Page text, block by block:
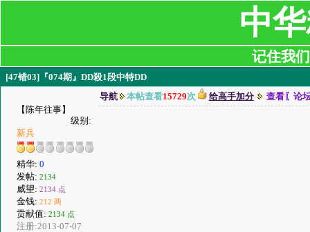
中
记住我
[47错03]『074期』DD殺1段中特DD
【陈年往事】
级别:
新兵
精华: 0
发帖: 2134
威望: 2134 点
金钱: 212 两
贡献值: 2134 点
注册:2013-07-07
导航 本帖查看15729次 给高手加分 查看〖论